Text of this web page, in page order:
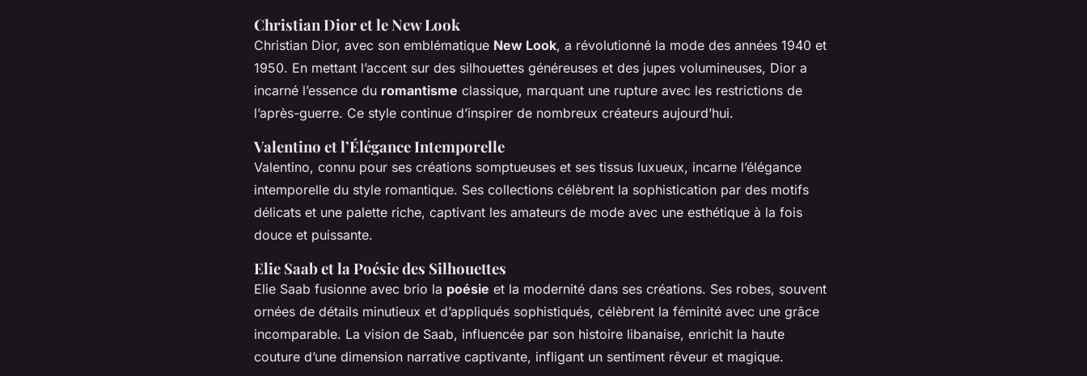
Christian Dior et le New Look
Christian Dior, avec son emblématique New Look, a révolutionné la mode des années 1940 et
1950. En mettant l’accent sur des silhouettes généreuses et des jupes volumineuses, Dior a
incarné l’essence du romantisme classique, marquant une rupture avec les restrictions de
l’après-guerre. Ce style continue d’inspirer de nombreux créateurs aujourd’hui.
Valentino et l’Élégance Intemporelle
Valentino, connu pour ses créations somptueuses et ses tissus luxueux, incarne l’élégance
intemporelle du style romantique. Ses collections célèbrent la sophistication par des motifs
délicats et une palette riche, captivant les amateurs de mode avec une esthétique à la fois
douce et puissante.
Elie Saab et la Poésie des Silhouettes
Elie Saab fusionne avec brio la poésie et la modernité dans ses créations. Ses robes, souvent
ornées de détails minutieux et d’appliqués sophistiqués, célèbrent la féminité avec une grâce
incomparable. La vision de Saab, influencée par son histoire libanaise, enrichit la haute
couture d’une dimension narrative captivante, infligant un sentiment rêveur et magique.